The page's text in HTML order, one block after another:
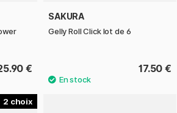
€
SAKURA
Gelly Roll Click lot de 6
17.50 €
2